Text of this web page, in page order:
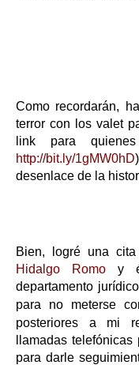
Como recordarán,
terror con los valet
link para
http://bit.ly/1gMW0hD
desenlace de la
Bien, logré una
Hidalgo Romo y
departamento
para no meterse
posteriores a mi
llamadas
para darle